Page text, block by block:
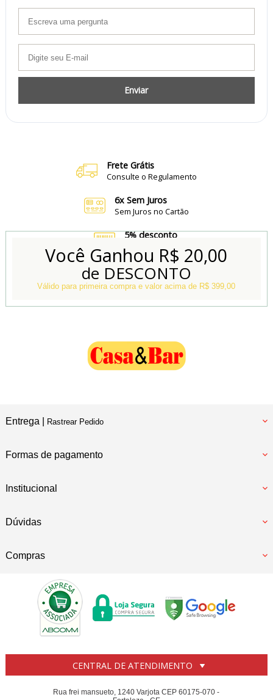
Enviar
Frete Grátis
Consulte o Regulamento
6x Sem Juros
Sem Juros no Cartão
5% desconto
no Boleto e Pix
Conheça também
Nossa Loja Física
Você Ganhou R$ 20,00
de DESCONTO
Válido para primeira compra e valor acima de R$ 399,00
Entrega | Rastrear Pedido
Formas de pagamento
Institucional
Dúvidas
Compras
CENTRAL DE ATENDIMENTO
Rua frei mansueto, 1240 Varjota CEP 60175-070 -